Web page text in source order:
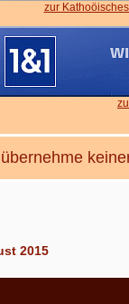
zur
2015